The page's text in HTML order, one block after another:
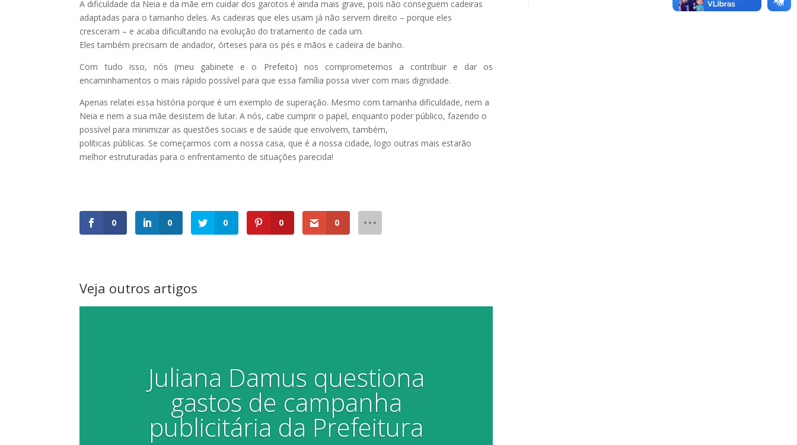
A dificuldade da Neia e da mãe em cuidar dos garotos é ainda mais grave, pois não conseguem cadeiras
adaptadas para o tamanho deles. As cadeiras que eles usam já não servem direito – porque eles
cresceram – e acaba dificultando na evolução do tratamento de cada um.
Eles também precisam de andador, órteses para os pés e mãos e cadeira de banho.
Com tudo isso, nós (meu gabinete e o Prefeito) nos comprometemos a contribuir e dar os
encaminhamentos o mais rápido possível para que essa família possa viver com mais dignidade.
Apenas relatei essa história porque é um exemplo de superação. Mesmo com tamanha dificuldade, nem a
Neia e nem a sua mãe desistem de lutar. A nós, cabe cumprir o papel, enquanto poder público, fazendo o
possível para minimizar as questões sociais e de saúde que envolvem, também,
políticas públicas. Se começarmos com a nossa casa, que é a nossa cidade, logo outras mais estarão
melhor estruturadas para o enfrentamento de situações parecida!
0 0 0 0 0
Veja outros artigos
Juliana Damus questiona
gastos de campanha
publicitária da Prefeitura